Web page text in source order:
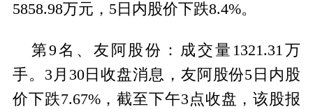
5858.98万元，5日内股价下跌8.4%。
第9名、友阿股份：成交量1321.31万
手。3月30日收盘消息，友阿股份5日内股
价下跌7.67%，截至下午3点收盘，该股报